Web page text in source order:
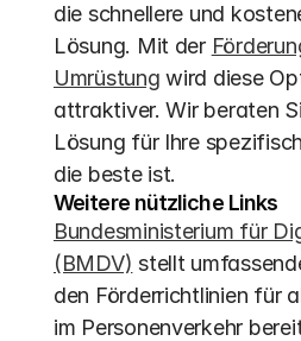
die schnellere und
Lösung. Mit der
Umrüstung wird diese
attraktiver. Wir beraten
Lösung für Ihre
die beste ist.
Weitere nützliche Links
Bundesministerium für
(BMDV) stellt
den Förderrichtlinien für
im Personenverkehr